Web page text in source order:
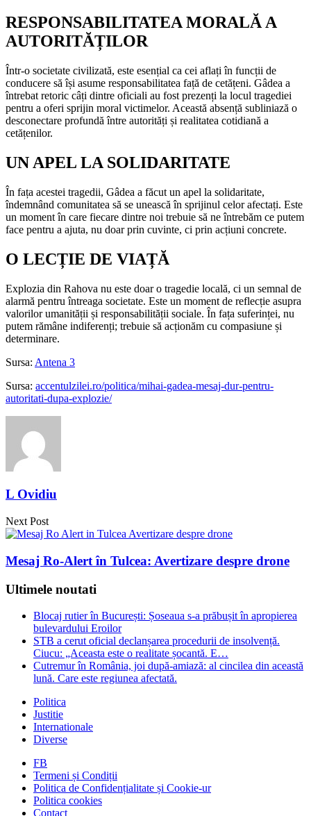
RESPONSABILITATEA MORALĂ A
AUTORITĂȚILOR
Într-o societate civilizată, este esențial ca cei aflați în funcții de
conducere să își asume responsabilitatea față de cetățeni. Gâdea a
întrebat retoric câți dintre oficiali au fost prezenți la locul tragediei
pentru a oferi sprijin moral victimelor. Această absență subliniază o
desconectare profundă între autorități și realitatea cotidiană a
cetățenilor.
UN APEL LA SOLIDARITATE
În fața acestei tragedii, Gâdea a făcut un apel la solidaritate,
îndemnând comunitatea să se unească în sprijinul celor afectați. Este
un moment în care fiecare dintre noi trebuie să ne întrebăm ce putem
face pentru a ajuta, nu doar prin cuvinte, ci prin acțiuni concrete.
O LECȚIE DE VIAȚĂ
Explozia din Rahova nu este doar o tragedie locală, ci un semnal de
alarmă pentru întreaga societate. Este un moment de reflecție asupra
valorilor umanității și responsabilității sociale. În fața suferinței, nu
putem rămâne indiferenți; trebuie să acționăm cu compasiune și
determinare.
Sursa: Antena 3
Sursa: accentulzilei.ro/politica/mihai-gadea-mesaj-dur-pentru-
autoritati-dupa-explozie/
L Ovidiu
Next Post
Mesaj Ro-Alert în Tulcea: Avertizare despre drone
Ultimele noutati
Blocaj rutier în București: Șoseaua s-a prăbușit în apropierea
bulevardului Eroilor
STB a cerut oficial declanșarea procedurii de insolvență.
Ciucu: „Aceasta este o realitate șocantă. E…
Cutremur în România, joi după-amiază: al cincilea din această
lună. Care este regiunea afectată.
Politica
Justitie
Internationale
Diverse
FB
Termeni și Condiții
Politica de Confidențialitate și Cookie-ur
Politica cookies
Contact